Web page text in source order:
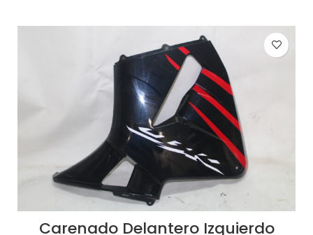
Carenado Delantero Izquierdo